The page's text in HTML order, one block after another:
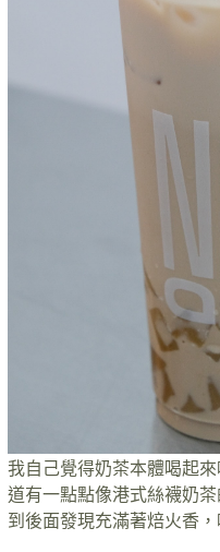
我自己覺得奶茶本體喝起
道有一點點像港式絲襪奶
到後面發現充滿著焙火香，